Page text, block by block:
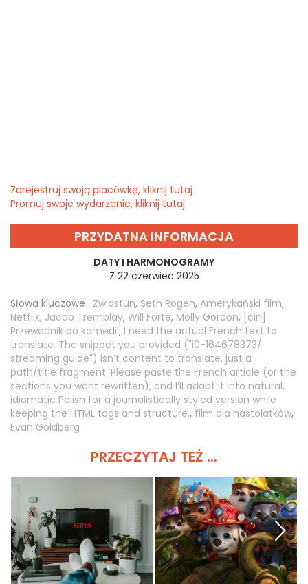
Zarejestruj swoją placówkę, kliknij tutaj
Promuj swoje wydarzenie, kliknij tutaj
PRZYDATNA INFORMACJA
DATY I HARMONOGRAMY
Z 22 czerwiec 2025
Słowa kluczowe : Zwiastun, Seth Rogen, Amerykański film,
Netflix, Jacob Tremblay, Will Forte, Molly Gordon, [cin]
Przewodnik po komedii, I need the actual French text to
translate. The snippet you provided ("i0-164678373/
streaming guide") isn’t content to translate, just a
path/title fragment. Please paste the French article (or the
sections you want rewritten), and I’ll adapt it into natural,
idiomatic Polish for a journalistically styled version while
keeping the HTML tags and structure., film dla nastolatków,
Evan Goldberg
PRZECZYTAJ TEŻ ...